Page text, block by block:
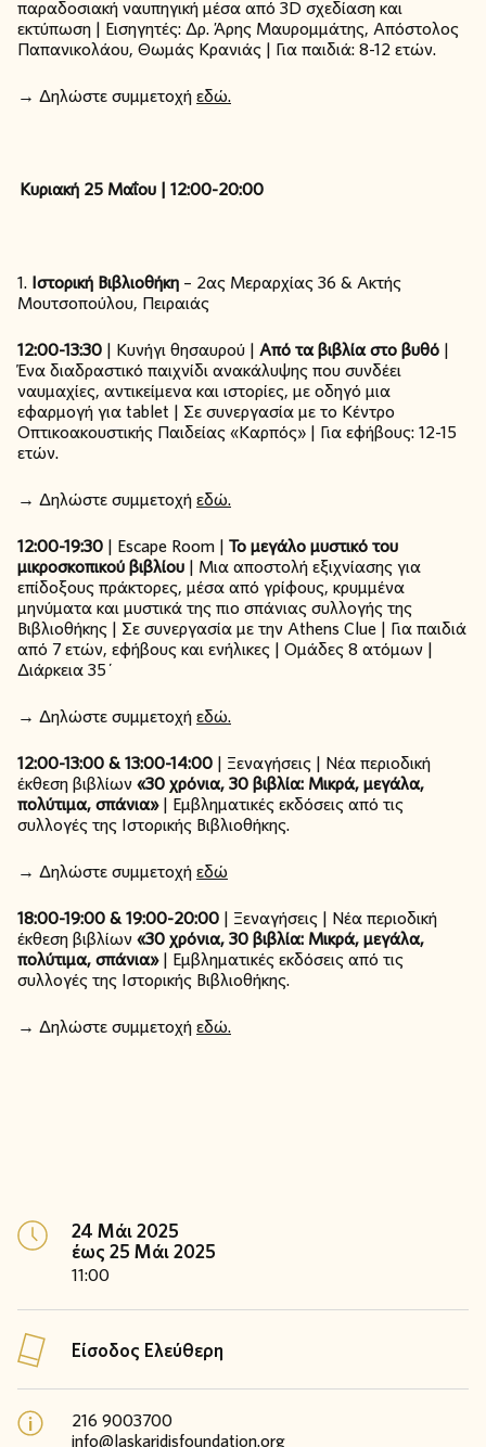
παραδοσιακή ναυπηγική μέσα από 3D σχεδίαση και
εκτύπωση | Εισηγητές: Δρ. Άρης Μαυρομμάτης, Απόστολος
Παπανικολάου, Θωμάς Κρανιάς | Για παιδιά: 8-12 ετών.
→ Δηλώστε συμμετοχήεδώ.
Κυριακή 25 Μαΐου | 12:00-20:00
1. Ιστορική Βιβλιοθήκη – 2ας Μεραρχίας 36 & Ακτής
Μουτσοπούλου, Πειραιάς
12:00-13:30 | Κυνήγι θησαυρού | Από τα βιβλία στο βυθό |
Ένα διαδραστικό παιχνίδι ανακάλυψης που συνδέει
ναυμαχίες, αντικείμενα και ιστορίες, με οδηγό μια
εφαρμογή για tablet | Σε συνεργασία με το Κέντρο
Οπτικοακουστικής Παιδείας «Καρπός» | Για εφήβους: 12-15
ετών.
→ Δηλώστε συμμετοχήεδώ.
12:00-19:30 | Escape Room | Το μεγάλο μυστικό του
μικροσκοπικού βιβλίου | Μια αποστολή εξιχνίασης για
επίδοξους πράκτορες, μέσα από γρίφους, κρυμμένα
μηνύματα και μυστικά της πιο σπάνιας συλλογής της
Βιβλιοθήκης | Σε συνεργασία με την Athens Clue | Για παιδιά
από 7 ετών, εφήβους και ενήλικες | Ομάδες 8 ατόμων |
Διάρκεια 35΄
→ Δηλώστε συμμετοχήεδώ.
12:00-13:00 & 13:00-14:00 | Ξεναγήσεις | Νέα περιοδική
έκθεση βιβλίων«30 χρόνια, 30 βιβλία: Μικρά, μεγάλα,
πολύτιμα, σπάνια»| Εμβληματικές εκδόσεις από τις
συλλογές της Ιστορικής Βιβλιοθήκης.
→ Δηλώστε συμμετοχήεδώ
18:00-19:00 & 19:00-20:00 | Ξεναγήσεις | Νέα περιοδική
έκθεση βιβλίων«30 χρόνια, 30 βιβλία: Μικρά, μεγάλα,
πολύτιμα, σπάνια»| Εμβληματικές εκδόσεις από τις
συλλογές της Ιστορικής Βιβλιοθήκης.
→ Δηλώστε συμμετοχήεδώ.
24 Μάι 2025
έως 25 Μάι 2025
11:00
Είσοδος Ελεύθερη
216 9003700
info@laskaridisfoundation.org